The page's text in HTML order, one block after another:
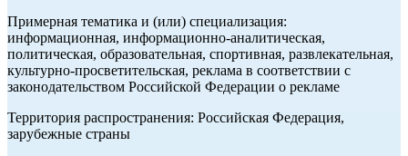
Примерная тематика и (или) специализация:
информационная, информационно-аналитическая,
политическая, образовательная, спортивная, развлекательная,
культурно-просветительская, реклама в соответствии с
законодательством Российской Федерации о рекламе
Территория распространения: Российская Федерация,
зарубежные страны